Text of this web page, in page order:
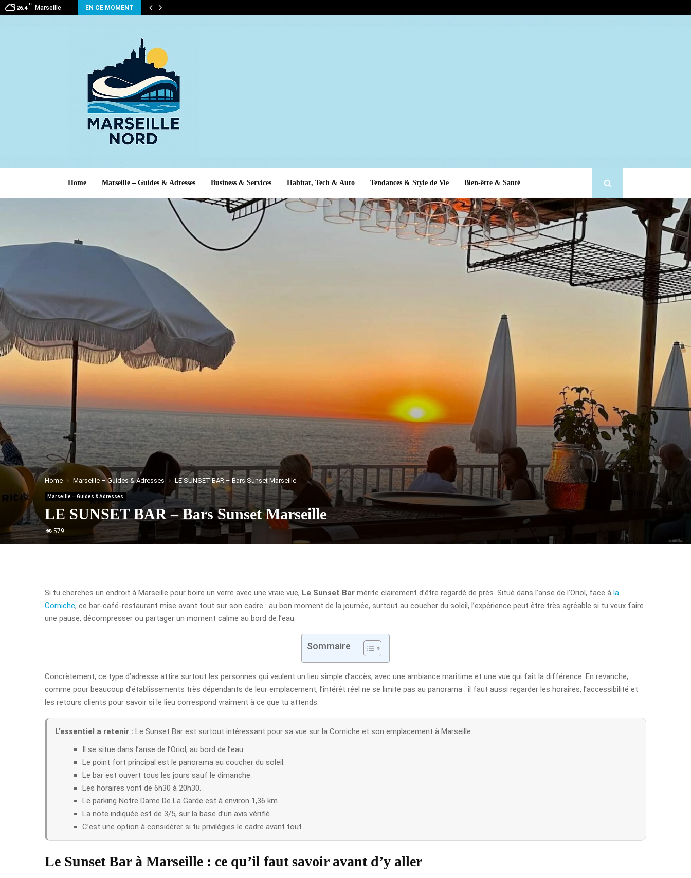
26.4
C
Marseille EN CE MOMENT
Home Marseille – Guides & Adresses Business & Services Habitat, Tech & Auto Tendances & Style de Vie Bien-être & Santé
Home Marseille – Guides & Adresses LE SUNSET BAR – Bars Sunset Marseille
Marseille – Guides & Adresses
LE SUNSET BAR – Bars Sunset Marseille
579
Si tu cherches un endroit à Marseille pour boire un verre avec une vraie vue, Le Sunset Bar mérite clairement d’être regardé de près. Situé dans l’anse de l’Oriol, face à la
Corniche, ce bar-café-restaurant mise avant tout sur son cadre : au bon moment de la journée, surtout au coucher du soleil, l’expérience peut être très agréable si tu veux faire
une pause, décompresser ou partager un moment calme au bord de l’eau.
Sommaire
Concrètement, ce type d’adresse attire surtout les personnes qui veulent un lieu simple d’accès, avec une ambiance maritime et une vue qui fait la différence. En revanche,
comme pour beaucoup d’établissements très dépendants de leur emplacement, l’intérêt réel ne se limite pas au panorama : il faut aussi regarder les horaires, l’accessibilité et
les retours clients pour savoir si le lieu correspond vraiment à ce que tu attends.
L’essentiel a retenir : Le Sunset Bar est surtout intéressant pour sa vue sur la Corniche et son emplacement à Marseille.
Il se situe dans l’anse de l’Oriol, au bord de l’eau.
Le point fort principal est le panorama au coucher du soleil.
Le bar est ouvert tous les jours sauf le dimanche.
Les horaires vont de 6h30 à 20h30.
Le parking Notre Dame De La Garde est à environ 1,36 km.
La note indiquée est de 3/5, sur la base d’un avis vérifié.
C’est une option à considérer si tu privilégies le cadre avant tout.
Le Sunset Bar à Marseille : ce qu’il faut savoir avant d’y aller